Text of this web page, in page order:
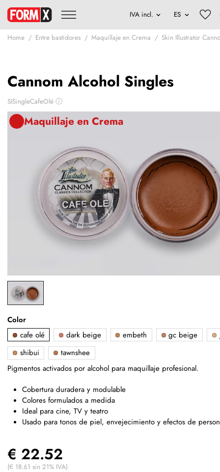
Home Entre bastidores Maquillaje en Crema Skin Illustrator
Cannom Alcohol Singles
SISingleCafeOlé ⓘ
Maquillaje en Crema
Color
cafe olé
dark beige embeth gc beige
shibui
tawnshee
Pigmentos activados por alcohol para maquillaje profesional.
Cobertura duradera y modulable
Colores formulados a medida
Ideal para cine, TV y teatro
Usado para tonos de piel, envejecimiento y efectos de
€ 22.52
(€ 18.61 sin 21% IVA)